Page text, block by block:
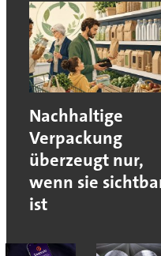
Nachhaltige
Verpackung
überzeugt nur,
wenn sie
ist